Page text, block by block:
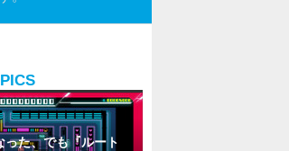
た、でも『ルート